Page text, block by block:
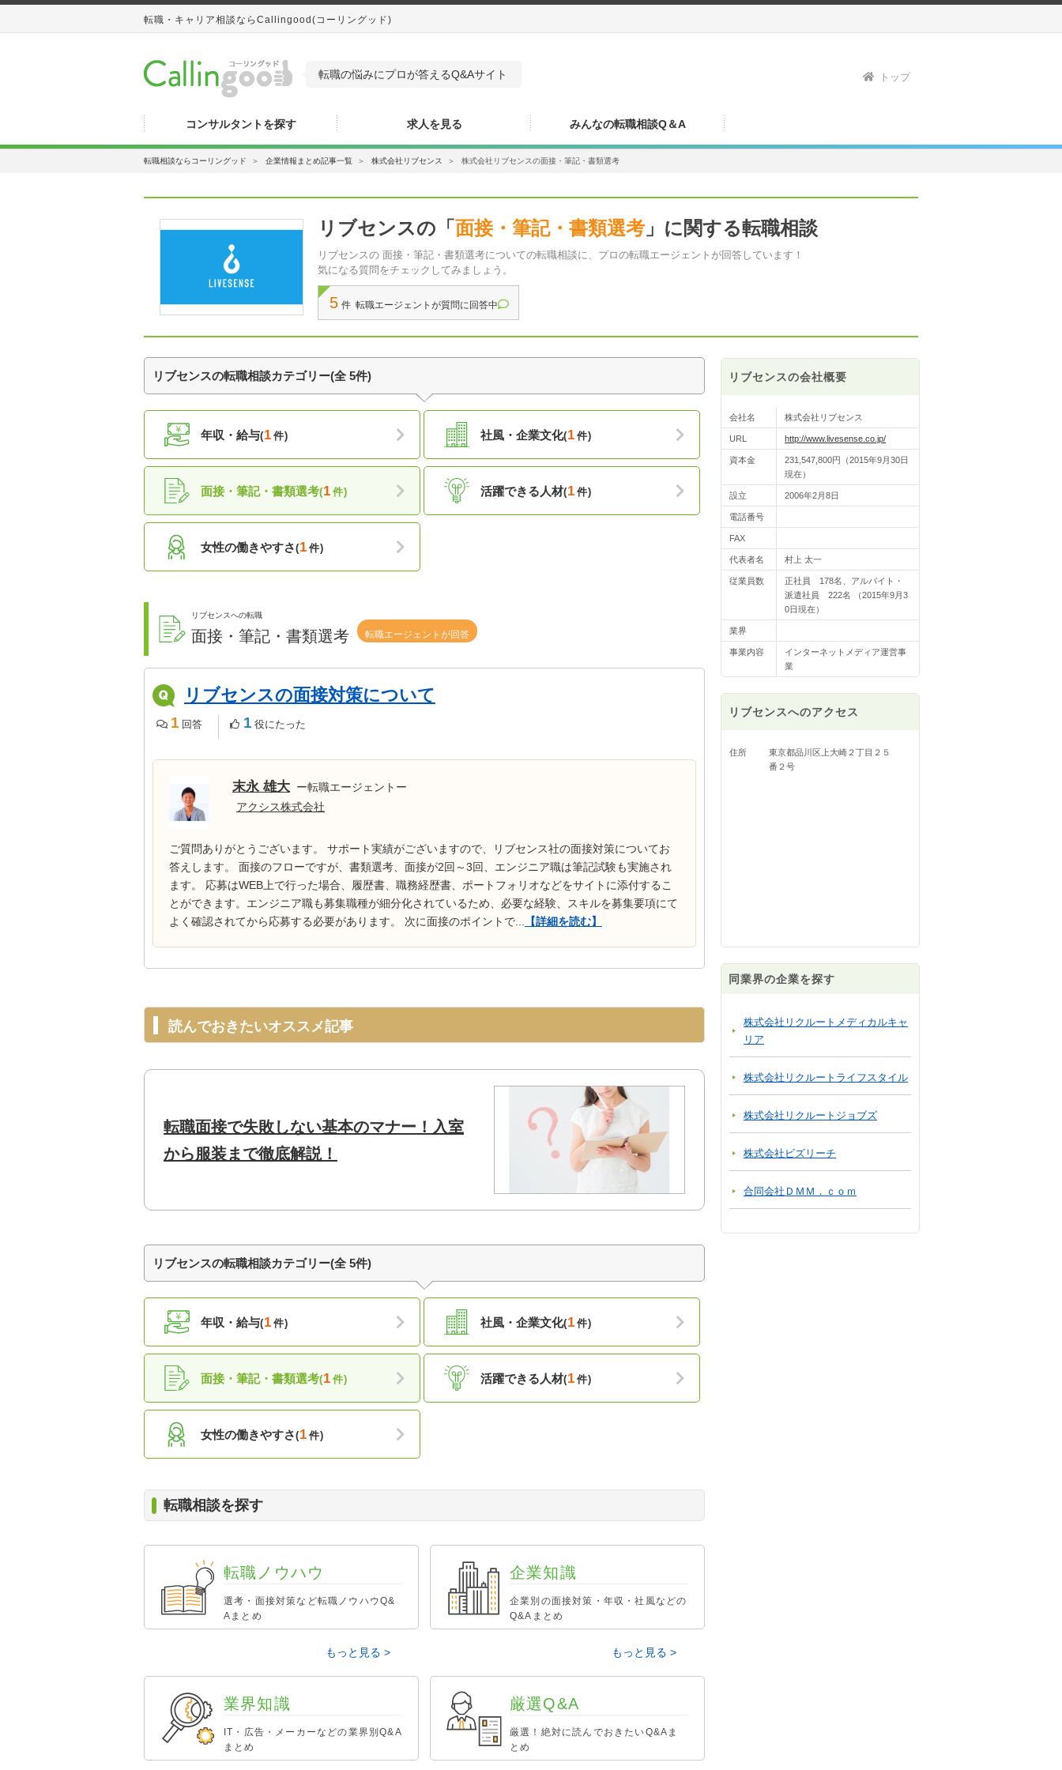
転職・キャリア相談ならCallingood(コーリングッド)
転職の悩みにプロが答えるQ&Aサイト トップ
コンサルタントを探す 求人を見る みんなの転職相談Q＆A
転職相談ならコーリングッド ＞ 企業情報まとめ記事一覧 ＞ 株式会社リブセンス ＞ 株式会社リブセンスの面接・筆記・書類選考
リブセンスの「 面接・筆記・書類選考 」に関する転職相談
リブセンスの 面接・筆記・書類選考についての転職相談に、プロの転職エージェントが回答しています！
気になる質問をチェックしてみましょう。
5 件 転職エージェントが質問に回答中
リブセンスの転職相談カテゴリー(全 5件)
年収・給与(1 件) 社風・企業文化(1 件)
面接・筆記・書類選考(1 件) 活躍できる人材(1 件)
女性の働きやすさ(1 件)
リブセンスへの転職
面接・筆記・書類選考 転職エージェントが回答
リブセンスの面接対策について
1 回答 1 役にたった
末永 雄大 ー転職エージェントー
アクシス株式会社
ご質問ありがとうございます。 サポート実績がございますので、リブセンス社の面接対策についてお
答えします。 面接のフローですが、書類選考、面接が2回～3回、エンジニア職は筆記試験も実施され
ます。 応募はWEB上で行った場合、履歴書、職務経歴書、ポートフォリオなどをサイトに添付するこ
とができます。エンジニア職も募集職種が細分化されているため、必要な経験、スキルを募集要項にて
よく確認されてから応募する必要があります。 次に面接のポイントで...
【詳細を読む】
読んでおきたいオススメ記事
転職面接で失敗しない基本のマナー！入室
から服装まで徹底解説！
リブセンスの転職相談カテゴリー(全 5件)
年収・給与(1 件) 社風・企業文化(1 件)
面接・筆記・書類選考(1 件) 活躍できる人材(1 件)
女性の働きやすさ(1 件)
転職相談を探す
転職ノウハウ
選考・面接対策など転職ノウハウQ&
Aまとめ
もっと見る >
企業知識
企業別の面接対策・年収・社風などの
Q&Aまとめ
もっと見る >
業界知識
IT・広告・メーカーなどの業界別Q&A
まとめ
厳選Q&A
厳選！絶対に読んでおきたいQ&Aま
とめ
リブセンスの会社概要
会社名 株式会社リブセンス
URL http://www.livesense.co.jp/
資本金
231,547,800円（2015年9月30日
現在）
設立 2006年2月8日
電話番号
FAX
代表者名 村上 太一
従業員数
正社員 178名、アルバイト・
派遣社員 222名 （2015年9月3
0日現在）
業界
事業内容
インターネットメディア運営事
業
リブセンスへのアクセス
住所
東京都品川区上大崎２丁目２５
番２号
同業界の企業を探す
株式会社リクルートメディカルキャ
リア
株式会社リクルートライフスタイル
株式会社リクルートジョブズ
株式会社ビズリーチ
合同会社ＤＭＭ．ｃｏｍ